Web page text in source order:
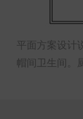
平面方案设计
帽间卫生间。